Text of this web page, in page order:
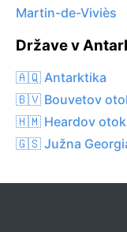
Martin-de-Viviès
Države v
🇦🇶 Antarktika
🇧🇻 Bouvetov
🇭🇲 Heardov otok
🇬🇸 Južna